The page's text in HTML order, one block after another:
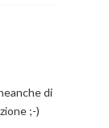
di
;-)